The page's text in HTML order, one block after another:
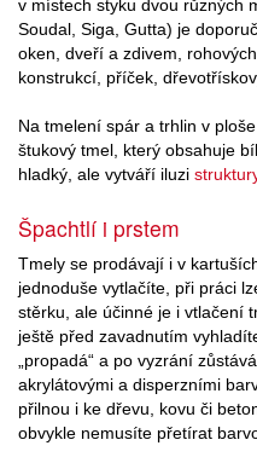
v místech styku dvou různých
Soudal, Siga, Gutta) je
oken, dveří a zdivem,
konstrukcí, příček,
Na tmelení spár a trhlin v
štukový tmel, který obsahuje
hladký, ale vytváří iluzi
Špachtlí i prstem
Tmely se prodávají i v
jednoduše vytlačíte, při práci
stěrku, ale účinné je i vtlačení
ještě před zavadnutím
„propadá“ a po vyzrání
akrylátovými a disperzními
přilnou i ke dřevu, kovu či
obvykle nemusíte přetírat